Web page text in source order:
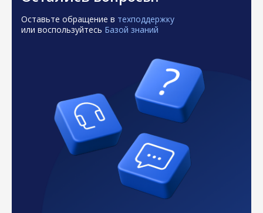
Оставьте обращение в техподдержку
или воспользуйтесь Базой знаний